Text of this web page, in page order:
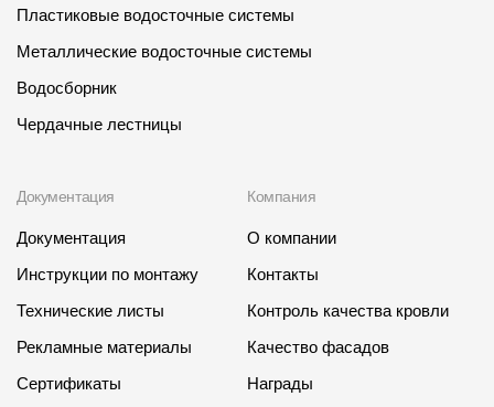
Пластиковые водосточные системы
Металлические водосточные системы
Водосборник
Чердачные лестницы
Документация
Документация
Инструкции по монтажу
Технические листы
Рекламные материалы
Сертификаты
Компания
О компании
Контакты
Контроль качества кровли
Качество фасадов
Награды